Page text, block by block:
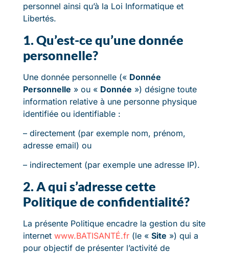
personnel ainsi qu’à la Loi Informatique et
Libertés.
1. Qu’est-ce qu’une donnée
personnelle?
Une donnée personnelle (« Donnée
Personnelle » ou « Donnée ») désigne toute
information relative à une personne physique
identifiée ou identifiable :
– directement (par exemple nom, prénom,
adresse email) ou
– indirectement (par exemple une adresse IP).
2. A qui s’adresse cette
Politique de confidentialité?
La présente Politique encadre la gestion du site
internet www.BATISANTÉ.fr(le « Site ») qui a
pour objectif de présenter l’activité de